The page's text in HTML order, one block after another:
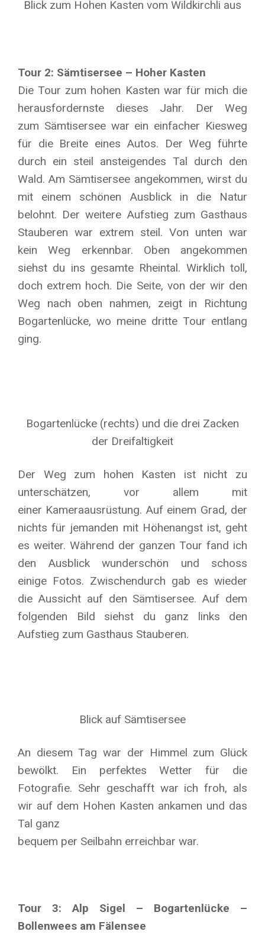
Blick zum Hohen Kasten vom Wildkirchli aus
Tour 2: Sämtisersee – Hoher Kasten
Die Tour zum hohen Kasten war für mich die
herausfordernste dieses Jahr. Der Weg
zum Sämtisersee war ein einfacher Kiesweg
für die Breite eines Autos. Der Weg führte
durch ein steil ansteigendes Tal durch den
Wald. Am Sämtisersee angekommen, wirst du
mit einem schönen Ausblick in die Natur
belohnt. Der weitere Aufstieg zum Gasthaus
Stauberen war extrem steil. Von unten war
kein Weg erkennbar. Oben angekommen
siehst du ins gesamte Rheintal. Wirklich toll,
doch extrem hoch. Die Seite, von der wir den
Weg nach oben nahmen, zeigt in Richtung
Bogartenlücke, wo meine dritte Tour entlang
ging.
Bogartenlücke (rechts) und die drei Zacken
der Dreifaltigkeit
Der Weg zum hohen Kasten ist nicht zu
unterschätzen, vor allem mit
einer Kameraausrüstung. Auf einem Grad, der
nichts für jemanden mit Höhenangst ist, geht
es weiter. Während der ganzen Tour fand ich
den Ausblick wunderschön und schoss
einige Fotos. Zwischendurch gab es wieder
die Aussicht auf den Sämtisersee. Auf dem
folgenden Bild siehst du ganz links den
Aufstieg zum Gasthaus Stauberen.
Blick auf Sämtisersee
An diesem Tag war der Himmel zum Glück
bewölkt. Ein perfektes Wetter für die
Fotografie. Sehr geschafft war ich froh, als
wir auf dem Hohen Kasten ankamen und das
Tal ganz
bequem per Seilbahn erreichbar war.
Tour 3: Alp Sigel – Bogartenlücke –
Bollenwees am Fälensee